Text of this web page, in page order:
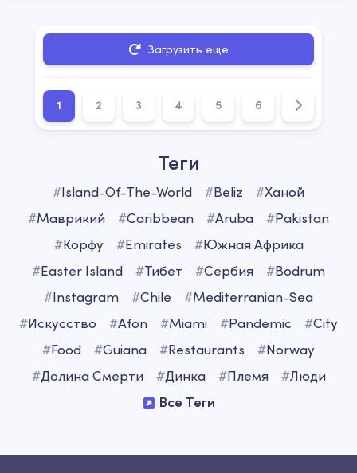
Загрузить еще
1 2 3 4 5 6
Теги
#Island-Of-The-World #Beliz #Ханой
#Маврикий #Caribbean #Aruba #Pakistan
#Корфу #Emirates #Южная Африка
#Easter Island #Тибет #Сербия #Bodrum
#Instagram #Chile #Mediterranian-Sea
#Искусство #Afon #Miami #Pandemic #City
#Food #Guiana #Restaurants #Norway
#Долина Смерти #Динка #Племя #Люди
Все Теги